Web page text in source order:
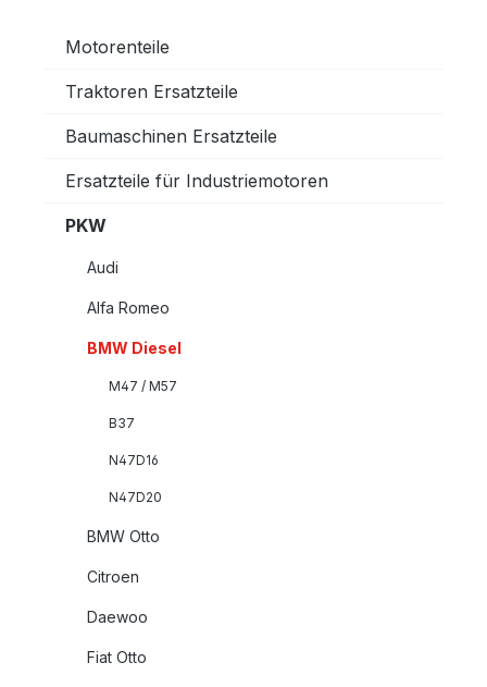
Motorenteile
Traktoren Ersatzteile
Baumaschinen Ersatzteile
Ersatzteile für Industriemotoren
PKW
Audi
Alfa Romeo
BMW Diesel
M47 / M57
B37
N47D16
N47D20
BMW Otto
Citroen
Daewoo
Fiat Otto